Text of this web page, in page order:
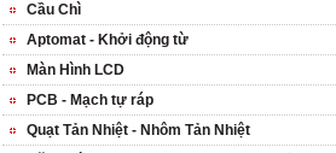
Cầu Chì
Aptomat - Khởi động từ
Màn Hình LCD
PCB - Mạch tự ráp
Quạt Tản Nhiệt - Nhôm Tản Nhiệt